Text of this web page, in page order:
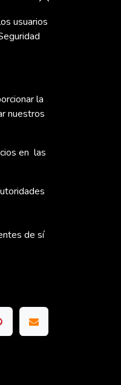
usuarios
la
nuestros
en las
de sí